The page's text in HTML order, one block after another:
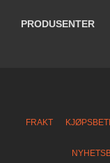
PRODUSENTER
FRAKT